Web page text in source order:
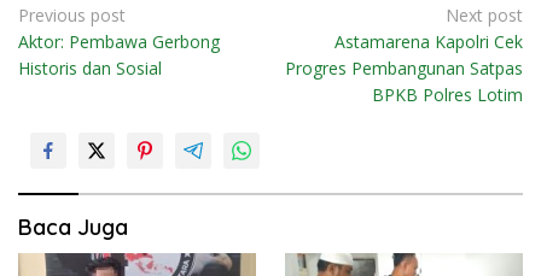
N
a
v
a
s
i
Previous post
Aktor: Pembawa Gerbong
Historis dan Sosial
Next post
Astamarena Kapolri Cek
Progres Pembangunan Satpas
BPKB Polres Lotim
Baca Juga